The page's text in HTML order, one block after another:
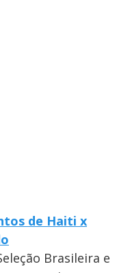
de Haiti x
Brasileira e